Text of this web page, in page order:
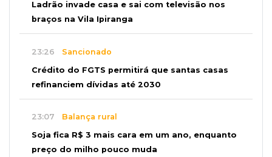
Ladrão invade casa e sai com televisão nos
braços na Vila Ipiranga
23:26 Sancionado
Crédito do FGTS permitirá que santas casas
refinanciem dívidas até 2030
23:07 Balança rural
Soja fica R$ 3 mais cara em um ano, enquanto
preço do milho pouco muda